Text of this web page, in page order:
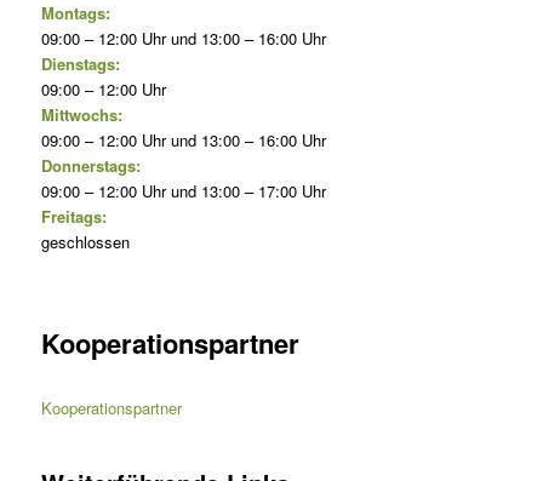
Montags:
09:00 – 12:00 Uhr und 13:00 – 16:00 Uhr
Dienstags:
09:00 – 12:00 Uhr
Mittwochs:
09:00 – 12:00 Uhr und 13:00 – 16:00 Uhr
Donnerstags:
09:00 – 12:00 Uhr und 13:00 – 17:00 Uhr
Freitags:
geschlossen
Kooperationspartner
Kooperationspartner